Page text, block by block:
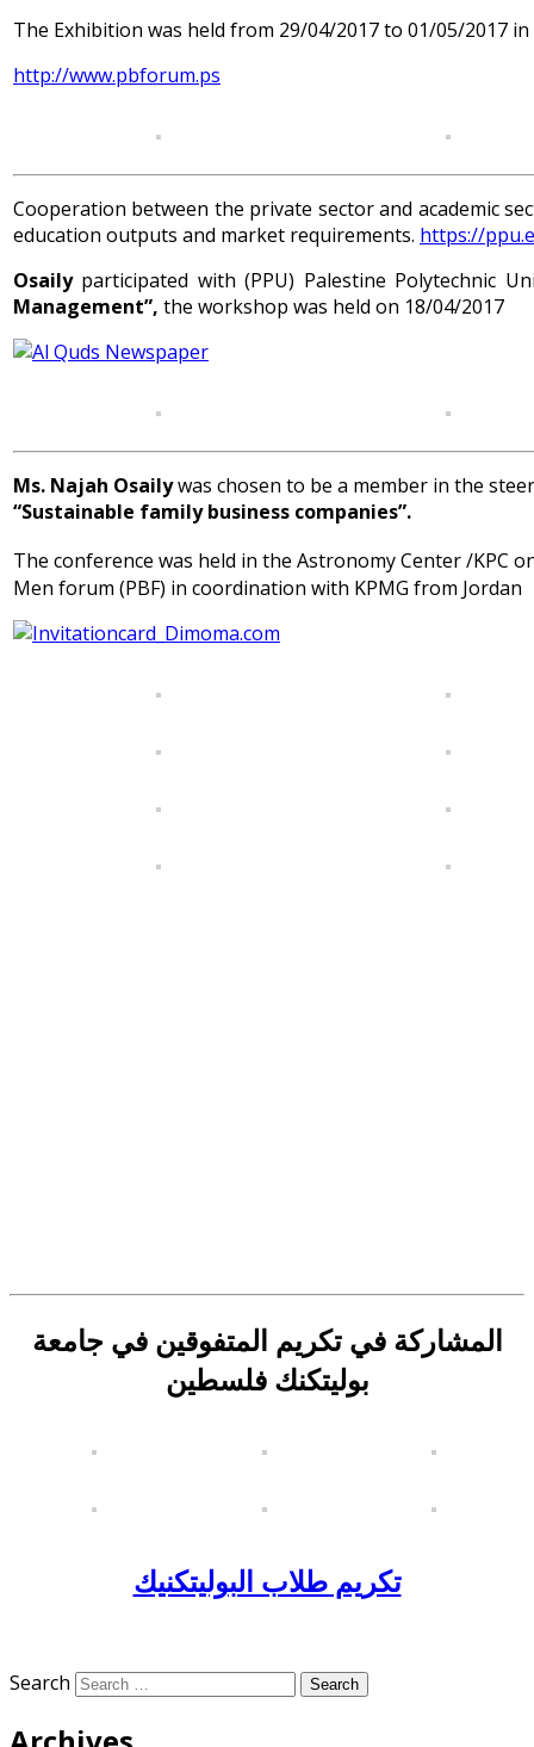
The Exhibition was held from 29/04/2017 to 01/05/2017
http://www.pbforum.ps
Cooperation between the private sector and academic
education outputs and market requirements. https://
Osailyparticipated with (PPU) Palestine Polytechnic
Management”, the workshop was held on 18/04/2017
Ms. Najah Osailywas chosen to be a member in the
“Sustainable family business companies”.
The conference was held in the Astronomy Center /KPC
Men forum (PBF) in coordination with KPMG from Jordan
المشاركة في تكريم المتفوقين في جامعة
بوليتكنك فلسطين
تكريم طلاب البوليتكنيك
Search